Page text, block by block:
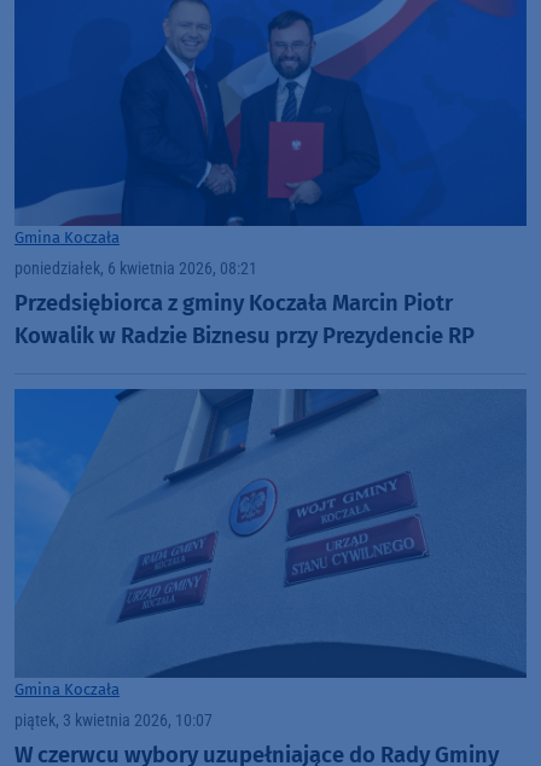
Gmina Koczała
poniedziałek, 6 kwietnia 2026, 08:21
Przedsiębiorca z gminy Koczała Marcin Piotr
Kowalik w Radzie Biznesu przy Prezydencie RP
Gmina Koczała
piątek, 3 kwietnia 2026, 10:07
W czerwcu wybory uzupełniające do Rady Gminy